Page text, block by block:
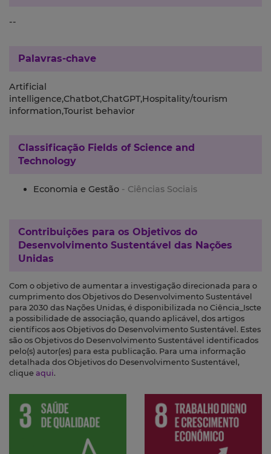
--
Palavras-chave
Artificial
intelligence,Chatbot,ChatGPT,Hospitality/tourism
information,Tourist behavior
Classificação Fields of Science and
Technology
Economia e Gestão - Ciências Sociais
Contribuições para os Objetivos do
Desenvolvimento Sustentável das Nações
Unidas
Com o objetivo de aumentar a investigação direcionada para o
cumprimento dos Objetivos do Desenvolvimento Sustentável
para 2030 das Nações Unidas, é disponibilizada no Ciência_Iscte
a possibilidade de associação, quando aplicável, dos artigos
científicos aos Objetivos do Desenvolvimento Sustentável. Estes
são os Objetivos do Desenvolvimento Sustentável identificados
pelo(s) autor(es) para esta publicação. Para uma informação
detalhada dos Objetivos do Desenvolvimento Sustentável,
clique aqui.